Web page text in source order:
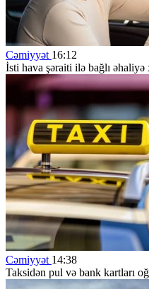
Cəmiyyət 16:12
İsti hava şəraiti ilə bağlı əhaliyə
Cəmiyyət 14:38
Taksidən pul və bank kartları